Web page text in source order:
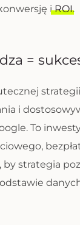
iROI.
=
i
To
strategia